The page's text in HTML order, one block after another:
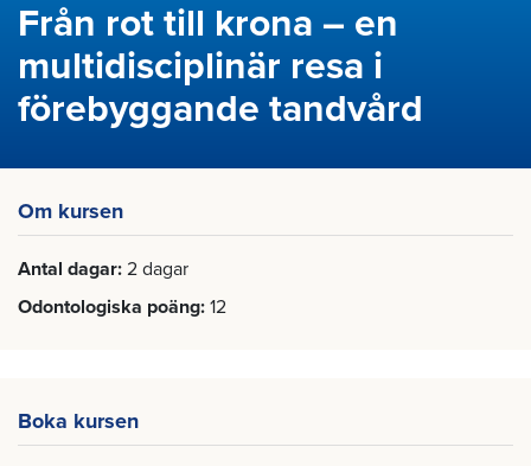
Från rot till krona – en
multidisciplinär resa i
förebyggande tandvård
Om kursen
Antal dagar 2 dagar
Odontologiska poäng 12
Boka kursen